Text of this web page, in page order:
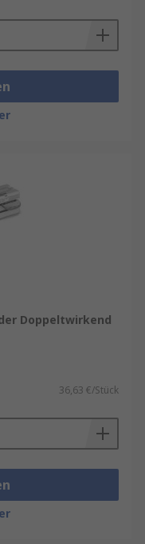
Doppeltwirkend
36,63 €/Stück